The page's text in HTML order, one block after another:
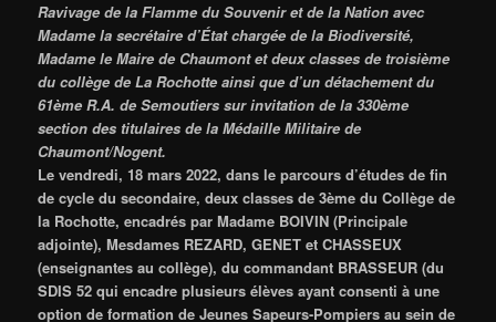
Ravivage de la Flamme du Souvenir et de la Nation avec
Madame la secrétaire d’État chargée de la Biodiversité,
Madame le Maire de Chaumont et deux classes de troisième
du collège de La Rochotte ainsi que d’un détachement du
61ème R.A. de Semoutiers sur invitation de la 330ème
section des titulaires de la Médaille Militaire de
Chaumont/Nogent.
Le vendredi, 18 mars 2022, dans le parcours d’études de fin
de cycle du secondaire, deux classes de 3ème du Collège de
la Rochotte, encadrés par Madame BOIVIN (Principale
adjointe), Mesdames REZARD, GENET et CHASSEUX
(enseignantes au collège), du commandant BRASSEUR (du
SDIS 52 qui encadre plusieurs élèves ayant consenti à une
option de formation de Jeunes Sapeurs-Pompiers au sein de